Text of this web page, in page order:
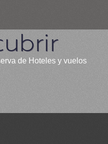
de Hoteles y vuelos